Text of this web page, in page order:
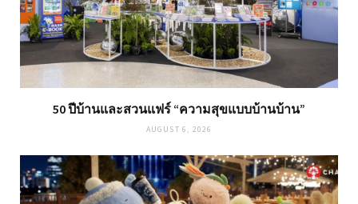
50 ปีบ้านและสวนแฟร์ “ความสุขแบบบ้านบ้าน”
AUGUST 6, 2026